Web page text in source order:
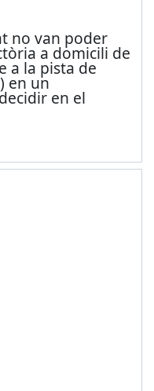
no van poder
a domicili de
a la pista de
en un
en el